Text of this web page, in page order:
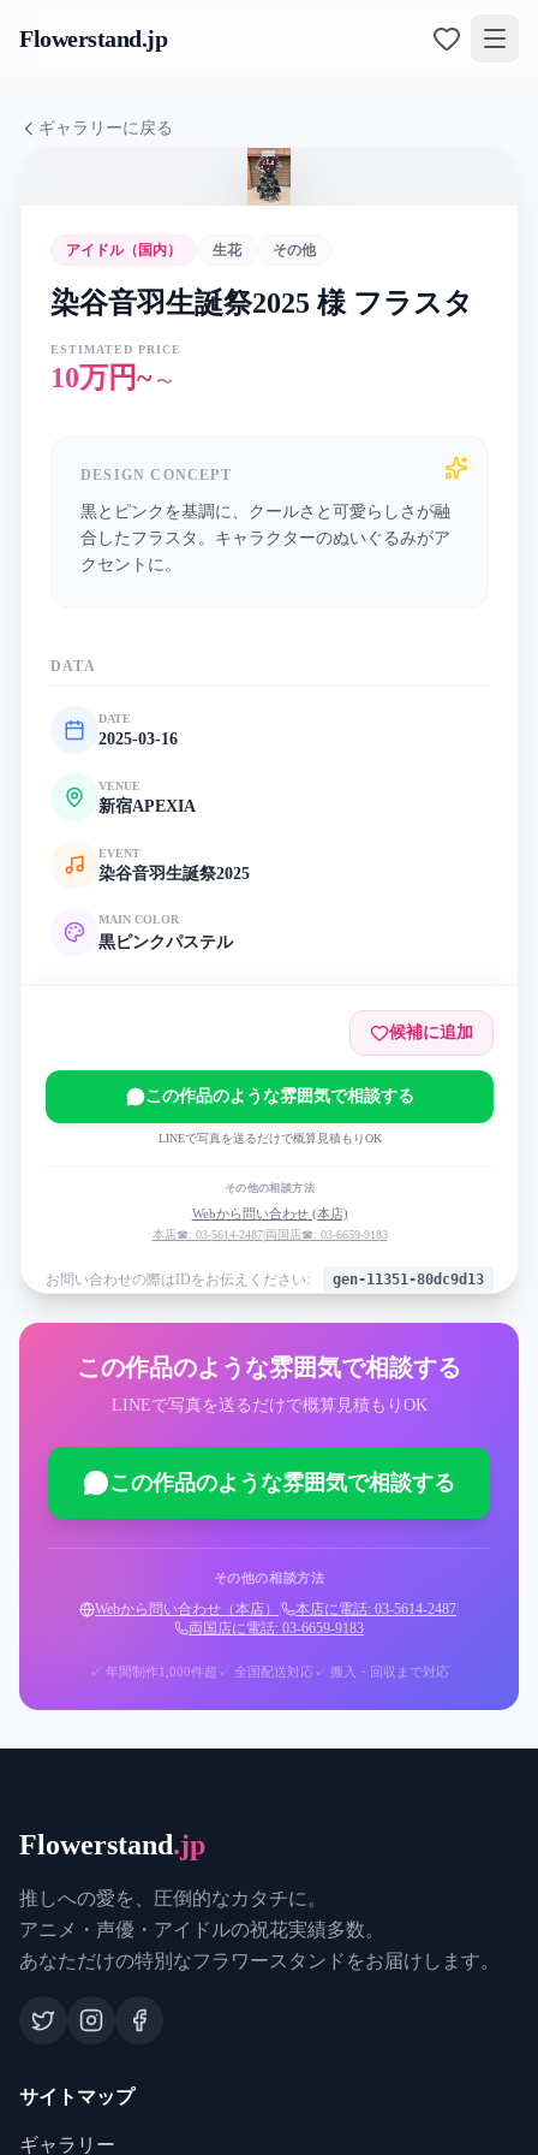
Flowerstand.jp
ギャラリーに戻る
アイドル（国内） 生花 その他
染谷音羽生誕祭2025 様 フラスタ
ESTIMATED PRICE
10万円~ 〜
DESIGN CONCEPT
黒とピンクを基調に、クールさと可愛らしさが融
合したフラスタ。キャラクターのぬいぐるみがア
クセントに。
DATA
DATE
2025-03-16
VENUE
新宿APEXIA
EVENT
染谷音羽生誕祭2025
MAIN COLOR
黒ピンクパステル
候補に追加
この作品のような雰囲気で相談する
LINEで写真を送るだけで概算見積もりOK
その他の相談方法
Webから問い合わせ (本店)
本店☎: 03-5614-2487|両国店☎: 03-6659-9183
お問い合わせの際はIDをお伝えください: gen-11351-80dc9d13
この作品のような雰囲気で相談する
LINEで写真を送るだけで概算見積もりOK
この作品のような雰囲気で相談する
その他の相談方法
Webから問い合わせ（本店） 本店に電話: 03-5614-2487
両国店に電話: 03-6659-9183
✓ 年間制作1,000件超 ✓ 全国配送対応 ✓ 搬入・回収まで対応
Flowerstand.jp
推しへの愛を、圧倒的なカタチに。
アニメ・声優・アイドルの祝花実績多数。
あなただけの特別なフラワースタンドをお届けします。
サイトマップ
ギャラリー